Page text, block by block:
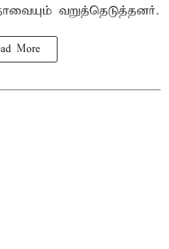
வறுத்தெடுத்தனர்.
More